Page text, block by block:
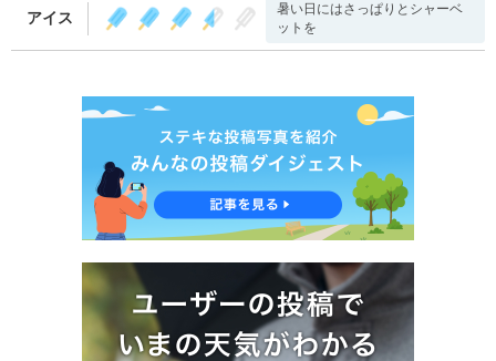
アイス
暑い日にはさっぱりとシャーベ
ットを